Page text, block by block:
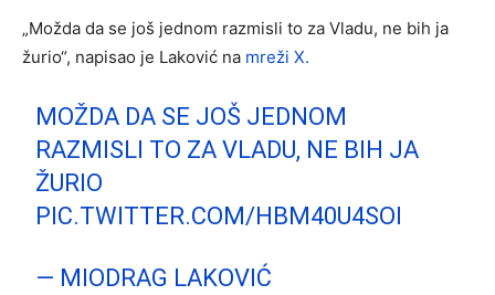
„Možda da se još jednom razmisli to za Vladu, ne bih ja
žurio“, napisao je Laković na mreži X.
MOŽDA DA SE JOŠ JEDNOM
RAZMISLI TO ZA VLADU, NE BIH JA
ŽURIO
PIC.TWITTER.COM/HBM40U4SOI
— MIODRAG LAKOVIĆ